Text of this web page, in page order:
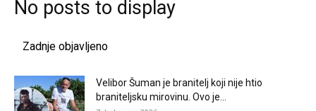
No posts to display
Zadnje objavljeno
Velibor Šuman je branitelj koji nije htio
braniteljsku mirovinu. Ovo je...